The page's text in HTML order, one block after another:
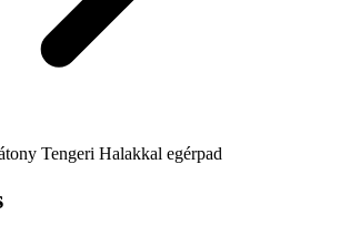
Tengeri Halakkal egérpad